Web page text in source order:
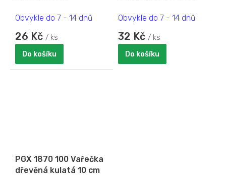
Obvykle do 7 - 14 dnů
26 Kč / ks
Do košíku
Nabízíme různé délky.
Obvykle do 7 - 14 dnů
32 Kč / ks
Do košíku
PGX 1870 100 Vařečka
dřevěná kulatá 10 cm